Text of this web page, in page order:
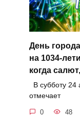
День
на 1034-
когда
В субботу 24
отмечает
0 48